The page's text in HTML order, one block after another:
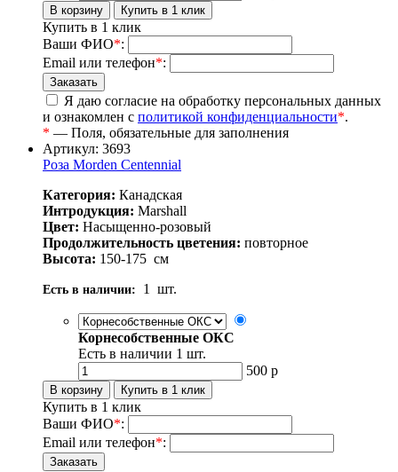
Купить в 1 клик
Ваши ФИО*:
Email или телефон*:
Я даю согласие на обработку персональных данных
и ознакомлен с политикой конфиденциальности*.
* — Поля, обязательные для заполнения
Артикул: 3693
Роза Morden Centennial
Категория: Канадская
Интродукция: Marshall
Цвет: Насыщенно-розовый
Продолжительность цветения: повторное
Высота: 150-175 см
Есть в наличии: 1 шт.
Корнесобственные ОКС
Есть в наличии 1 шт.
500 р
Купить в 1 клик
Ваши ФИО*:
Email или телефон*: